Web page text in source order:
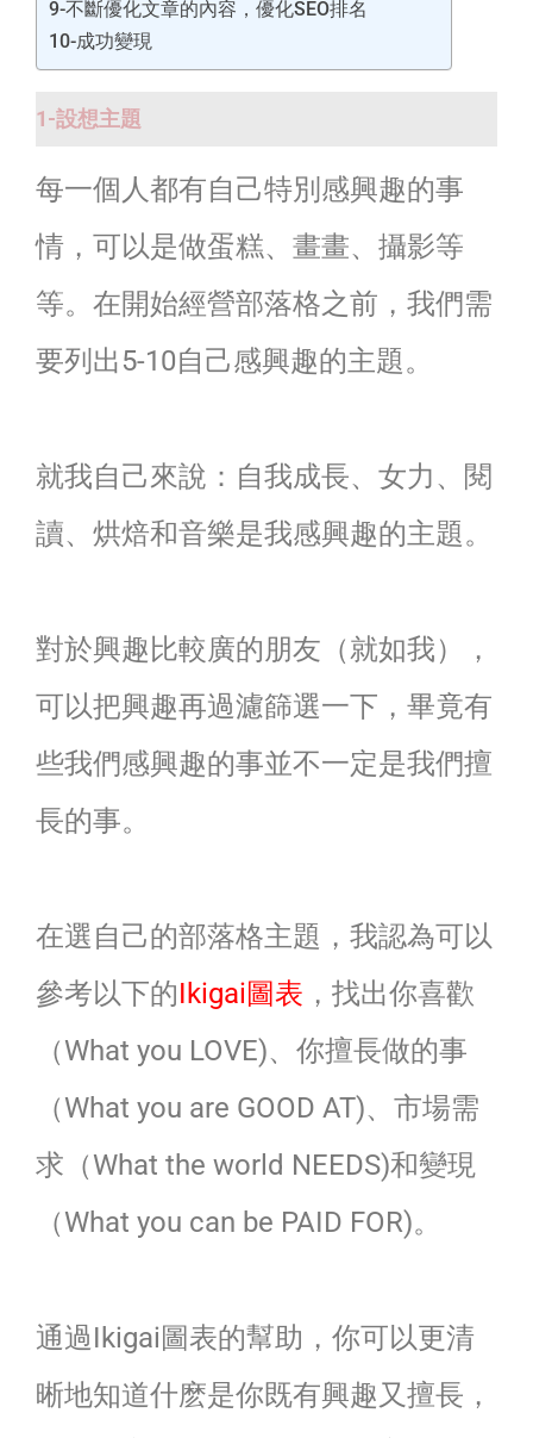
9-不斷優化文章的內容，優化SEO排名
10-成功變現
1-設想主題
每一個人都有自己特別感興趣的事
情，可以是做蛋糕、畫畫、攝影等
等。在開始經營部落格之前，我們需
要列出5-10自己感興趣的主題。
就我自己來說：自我成長、女力、閱
讀、烘焙和音樂是我感興趣的主題。
對於興趣比較廣的朋友（就如我），
可以把興趣再過濾篩選一下，畢竟有
些我們感興趣的事並不一定是我們擅
長的事。
在選自己的部落格主題，我認為可以
參考以下的Ikigai圖表 ，找出你喜歡
（What you LOVE)、你擅長做的事
（What you are GOOD AT)、市場需
求（What the world NEEDS)和變現
（What you can be PAID FOR)。
通過Ikigai圖表的幫助，你可以更清
晰地知道什麽是你既有興趣又擅長，